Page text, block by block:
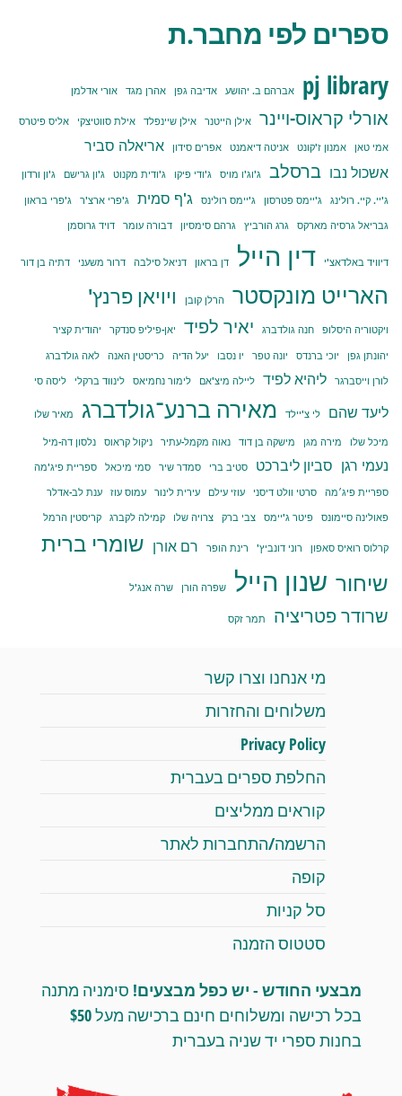
ספרים לפי מחבר.ת
pj library אברהם ב. יהושע אדיבה גפן אהרן מגד אורי אדלמן
אורלי קראוס-ויינר אילן הייטנר אילן שיינפלד אילת סווטיצקי אליס פיטרס
אמי טאן אמנון ז'קונט אניטה דיאמנט אפרים סידון
אריאלה סביר
אשכול נבו ברסלב ג'וג'ו מויס ג'ודי פיקו ג'ודית מקנוט ג'ון גרישם ג'ון ורדון
ג'יי. קיי. רולינג ג'יימס פטרסון ג'יימס רולינס ג'ף סמית ג'פרי ארצ'ר
ג'פרי בראון
גבריאל גרסיה מארקס
גרג הורביץ גרהם סימסיון דבורה עומר דויד גרוסמן
דיוויד באלדאצ'י דין הייל דן בראון דניאל סילבה דרור משעני דתיה בן דור
הארייט מונקסטר הרלן קובן ויויאן פרנץ'
ויקטוריה היסלופ חנה גולדברג יאיר לפיד יאן-פיליפ סנדקר יהודית קציר
יהונתן גפן יוכי ברנדס יונה טפר יו נסבו יעל הדיה כריסטין האנה
לאה גולדברג
לורן וייסברגר
ליהיא לפיד ליילה מיצ'אם לימור נחמיאס לינווד ברקלי ליסה סי
ליעד שהם לי צ'יילד מאירה ברנע־גולדברג מאיר שלו
מיכל שלו מירה מגן מישקה בן דוד נאוה מקמל-עתיר ניקול קראוס נלסון דה-מיל
נעמי רגן סביון ליברכט סטיב ברי סמדר שיר סמי מיכאל
ספריית פיג'מה
ספריית פיג׳מה
סרטי וולט דיסני עוזי עילם עירית לינור עמוס עוז
ענת לב-אדלר
פאולינה סיימונס
פיטר ג'יימס צבי ברק צרויה שלו קמילה לקברג קריסטין הרמל
קרלוס רואיס סאפון רוני דונביץ' רינת הופר רם אורן שומרי ברית
שיחור שנון הייל שפרה הורן שרה אנג'ל
שרודר פטריציה תמר זקס
מי אנחנו וצרו קשר
משלוחים והחזרות
Privacy Policy
החלפת ספרים בעברית
קוראים ממליצים
הרשמה/התחברות לאתר
קופה
סל קניות
סטטוס הזמנה
מבצעי החודש - יש כפל מבצעים! סימניה מתנה
בכל רכישה ומשלוחים חינם ברכישה מעל $50
בחנות ספרי יד שניה בעברית